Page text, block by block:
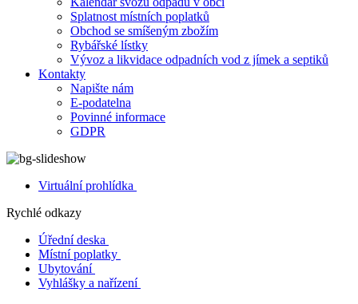
Splatnost místních poplatků
Obchod se smíšeným zbožím
Rybářské lístky
Vývoz a likvidace odpadních vod z jímek a septiků
Kontakty
Napište nám
E-podatelna
Povinné informace
GDPR
Virtuální prohlídka
Rychlé odkazy
Úřední deska
Místní poplatky
Ubytování
Vyhlášky a nařízení